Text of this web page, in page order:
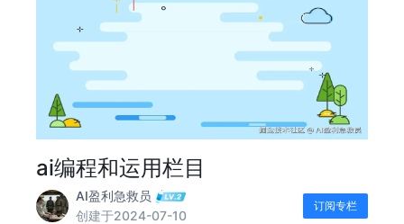
ai编程和运用栏目
AI盈利急救员
创建于2024-07-10
订阅专栏